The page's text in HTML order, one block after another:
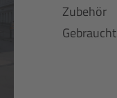
Zubehör
Gebraucht